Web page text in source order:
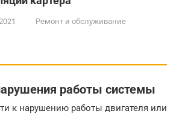
Ремонт и обслуживание
работы системы
к нарушению работы двигателя или